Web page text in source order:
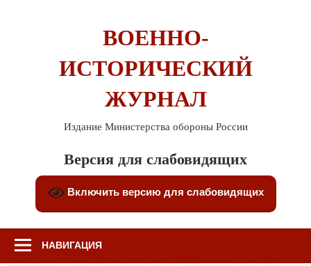
ВОЕННО-
ИСТОРИЧЕСКИЙ
ЖУРНАЛ
Издание Министерства обороны России
Версия для слабовидящих
Включить версию для слабовидящих
НАВИГАЦИЯ